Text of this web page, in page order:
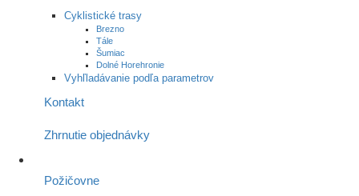
Cyklistické trasy
Brezno
Tále
Šumiac
Dolné Horehronie
Vyhľladávanie podľa parametrov
Kontakt
Zhrnutie objednávky
Požičovne